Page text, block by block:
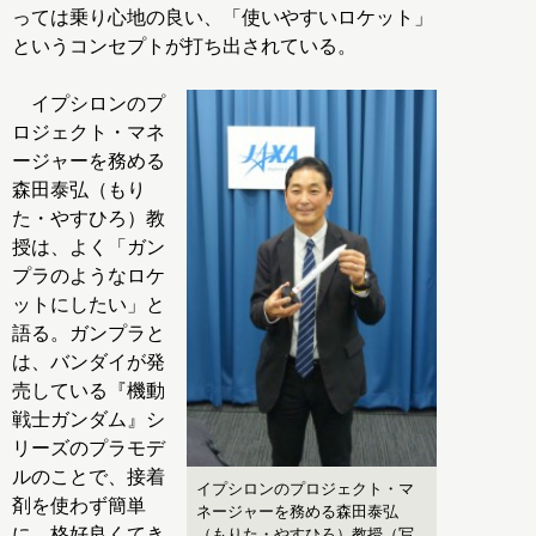
っては乗り心地の良い、「使いやすいロケット」
というコンセプトが打ち出されている。
イプシロンのプロジェクト・マ
ネージャーを務める森田泰弘
イプシロンのプ
ロジェクト・マネ
ージャーを務める
森田泰弘（もり
た・やすひろ）教
授は、よく「ガン
プラのようなロケ
ットにしたい」と
語る。ガンプラと
は、バンダイが発
売している『機動
戦士ガンダム』シ
リーズのプラモデ
ルのことで、接着
剤を使わず簡単